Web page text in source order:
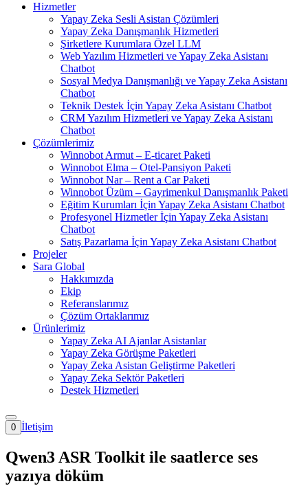
Hizmetler
Yapay Zeka Sesli Asistan Çözümleri
Yapay Zeka Danışmanlık Hizmetleri
Şirketlere Kurumlara Özel LLM
Web Yazılım Hizmetleri ve Yapay Zeka Asistanı
Chatbot
Sosyal Medya Danışmanlığı ve Yapay Zeka Asistanı
Chatbot
Teknik Destek İçin Yapay Zeka Asistanı Chatbot
CRM Yazılım Hizmetleri ve Yapay Zeka Asistanı
Chatbot
Çözümlerimiz
Winnobot Armut – E-ticaret Paketi
Winnobot Elma – Otel-Pansiyon Paketi
Winnobot Nar – Rent a Car Paketi
Winnobot Üzüm – Gayrimenkul Danışmanlık Paketi
Eğitim Kurumları İçin Yapay Zeka Asistanı Chatbot
Profesyonel Hizmetler İçin Yapay Zeka Asistanı
Chatbot
Satış Pazarlama İçin Yapay Zeka Asistanı Chatbot
Projeler
Sara Global
Hakkımızda
Ekip
Referanslarımız
Çözüm Ortaklarımız
Ürünlerimiz
Yapay Zeka AI Ajanlar Asistanlar
Yapay Zeka Görüşme Paketleri
Yapay Zeka Asistan Geliştirme Paketleri
Yapay Zeka Sektör Paketleri
Destek Hizmetleri
0 İletişim
Qwen3 ASR Toolkit ile saatlerce ses
yazıya döküm